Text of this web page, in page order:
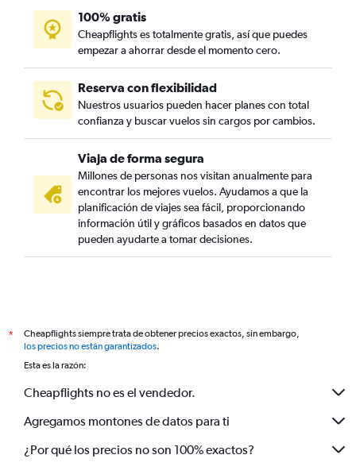
100% gratis
Cheapflights es totalmente gratis, así que puedes
empezar a ahorrar desde el momento cero.
Reserva con flexibilidad
Nuestros usuarios pueden hacer planes con total
confianza y buscar vuelos sin cargos por cambios.
Viaja de forma segura
Millones de personas nos visitan anualmente para
encontrar los mejores vuelos. Ayudamos a que la
planificación de viajes sea fácil, proporcionando
información útil y gráficos basados en datos que
pueden ayudarte a tomar decisiones.
*
Cheapflights siempre trata de obtener precios exactos, sin embargo,
los precios no están garantizados.
Esta es la razón:
Cheapflights no es el vendedor.
Agregamos montones de datos para ti
¿Por qué los precios no son 100% exactos?